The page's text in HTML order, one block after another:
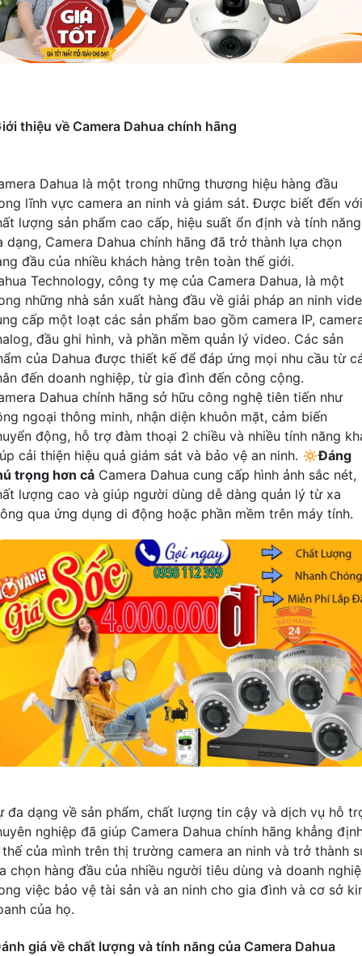
thiệu về Camera Dahua chính hãng
Dahua là một trong những thương hiệu hàng đầu
lĩnh vực camera an ninh và giám sát. Được biết đến với
lượng sản phẩm cao cấp, hiệu suất ổn định và tính năng
dạng, Camera Dahua chính hãng đã trở thành lựa chọn
đầu của nhiều khách hàng trên toàn thế giới.
Technology, công ty mẹ của Camera Dahua, là một
những nhà sản xuất hàng đầu về giải pháp an ninh
cấp một loạt các sản phẩm bao gồm camera IP,
đầu ghi hình, và phần mềm quản lý video. Các sản
của Dahua được thiết kế để đáp ứng mọi nhu cầu từ
đến doanh nghiệp, từ gia đình đến công cộng.
Dahua chính hãng sở hữu công nghệ tiên tiến như
ngoại thông minh, nhận diện khuôn mặt, cảm biến
động, hỗ trợ đàm thoại 2 chiều và nhiều tính năng
cải thiện hiệu quả giám sát và bảo vệ an ninh. 🔅Đáng
trọng hơn cả Camera Dahua cung cấp hình ảnh sắc nét,
lượng cao và giúp người dùng dễ dàng quản lý từ xa
qua ứng dụng di động hoặc phần mềm trên máy tính.
đa dạng về sản phẩm, chất lượng tin cậy và dịch vụ hỗ
nghiệp đã giúp Camera Dahua chính hãng khẳng
của mình trên thị trường camera an ninh và trở thành
chọn hàng đầu của nhiều người tiêu dùng và doanh
việc bảo vệ tài sản và an ninh cho gia đình và cơ sở
của họ.
giá về chất lượng và tính năng của Camera Dahua